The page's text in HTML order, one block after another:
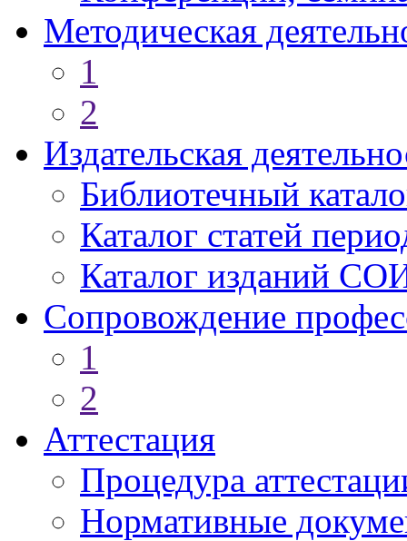
Методическая
1
2
Издательская
Библиотечный
Каталог статей
Каталог изданий
Сопровождение
1
2
Аттестация
Процедура
Нормативные